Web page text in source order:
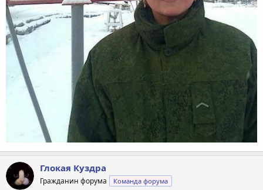
Глокая Куздра
Гражданин форума Команда форума